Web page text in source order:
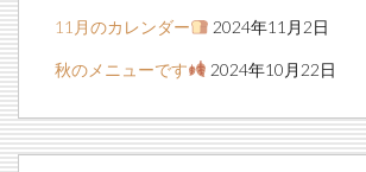
11月のカレンダー 2024年11月2日
秋のメニューです 2024年10月22日